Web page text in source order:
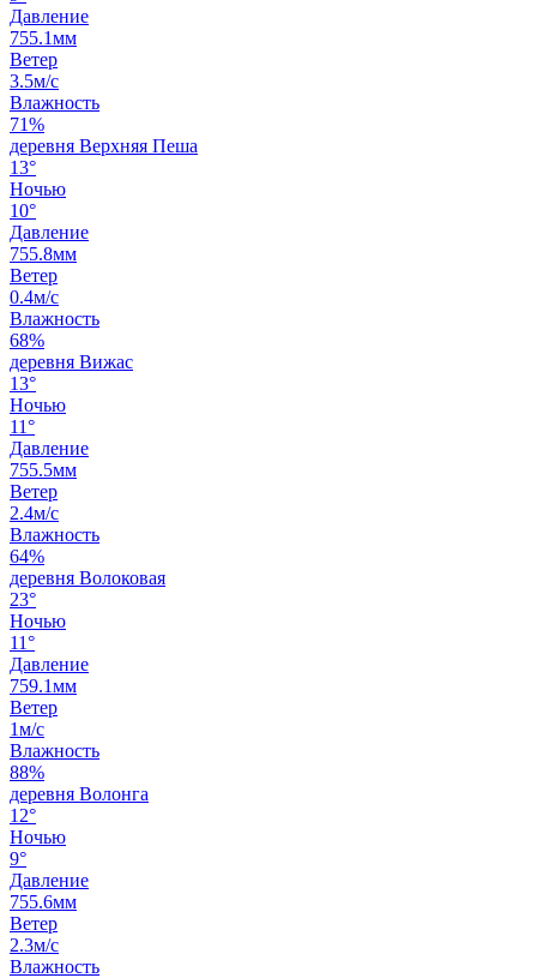
Давление
755.1мм
Ветер
3.5м/с
Влажность
71%
деревня Верхняя Пеша
13°
Ночью
10°
Давление
755.8мм
Ветер
0.4м/с
Влажность
68%
деревня Вижас
13°
Ночью
11°
Давление
755.5мм
Ветер
2.4м/с
Влажность
64%
деревня Волоковая
23°
Ночью
11°
Давление
759.1мм
Ветер
1м/с
Влажность
88%
деревня Волонга
12°
Ночью
9°
Давление
755.6мм
Ветер
2.3м/с
Влажность